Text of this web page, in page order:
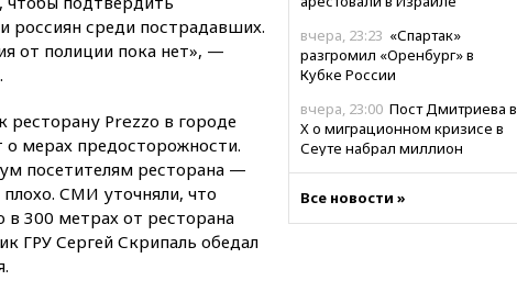
вчера, 23:23 «Спартак»
разгромил «Оренбург» в
Кубке России
вчера, 23:00 Пост Дмитриева в
X о миграционном кризисе в
Сеуте набрал миллион
вчера, 22:49Минпромторг:
банкротство «Кванта» не
Все новости »
россиян среди пострадавших.
от полиции пока нет», —
ресторану Prezzo в городе
о мерах предосторожности.
посетителям ресторана —
СМИ уточняли, что
300 метрах от ресторана
ГРУ Сергей Скрипаль обедал